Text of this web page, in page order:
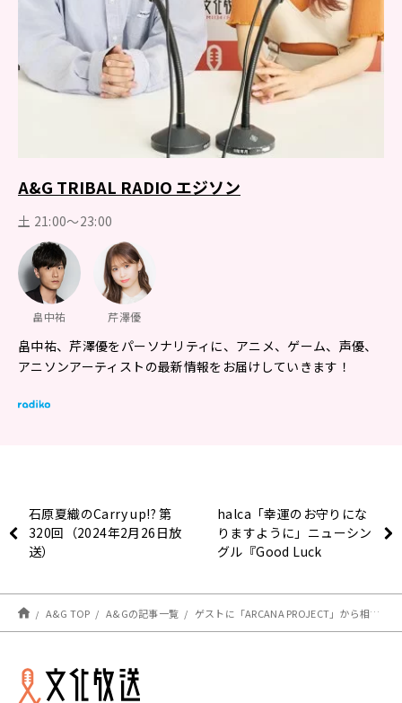
A&G TRIBAL RADIO エジソン
土 21:00～23:00
畠中祐 芹澤優
畠中祐、芹澤優をパーソナリティに、アニメ、ゲーム、声優、
アニソンアーティストの最新情報をお届けしていきます！
石原夏織のCarry up!? 第
320回（2024年2月26日放
送）
halca「幸運のお守りにな
りますように」ニューシン
グル『Good Luck
A&G TOP A&Gの記事一覧 ゲストに「ARCANA PROJECT」から相田詩音さん&空野青空さん、さらにASCAさんが登場！エジソン3月2日